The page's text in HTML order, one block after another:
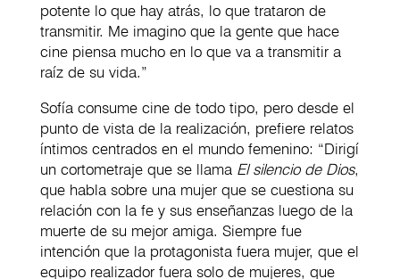
potente lo que hay atrás, lo que trataron de
transmitir. Me imagino que la gente que hace
cine piensa mucho en lo que va a transmitir a
raíz de su vida.”
Sofía consume cine de todo tipo, pero desde el
punto de vista de la realización, prefiere relatos
íntimos centrados en el mundo femenino: “Dirigí
un cortometraje que se llama El silencio de Dios,
que habla sobre una mujer que se cuestiona su
relación con la fe y sus enseñanzas luego de la
muerte de su mejor amiga. Siempre fue
intención que la protagonista fuera mujer, que el
equipo realizador fuera solo de mujeres, que